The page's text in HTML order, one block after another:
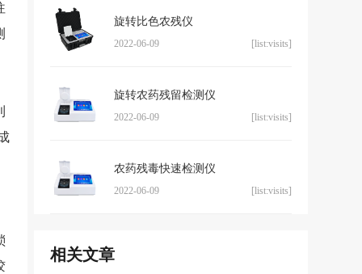
旋转比色农残仪
2022-06-09 [list:visits]
旋转农药残留检测仪
2022-06-09 [list:visits]
农药残毒快速检测仪
2022-06-09 [list:visits]
相关文章